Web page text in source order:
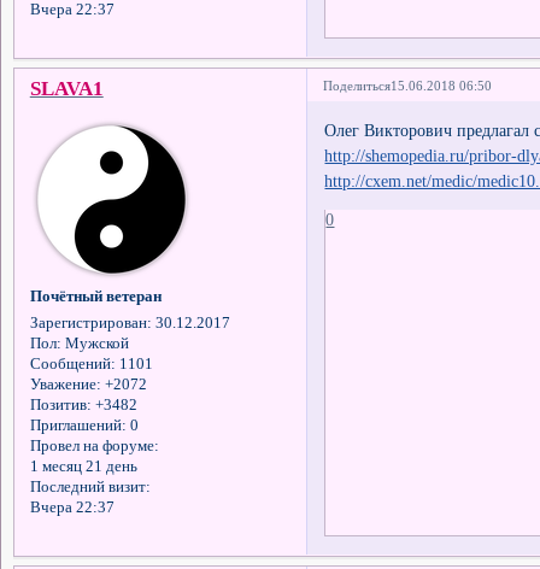
Вчера 22:37
Поделиться15.06.2018 06:50
SLAVA1
Почётный ветеран
Зарегистрирован: 30.12.2017
Пол: Мужской
Сообщений: 1101
Уважение: +2072
Позитив: +3482
Приглашений: 0
Провел на форуме:
1 месяц 21 день
Последний визит:
Вчера 22:37
Олег Викторович
http://shemopedia.ru/pribor-
http://cxem.net/medic/
0